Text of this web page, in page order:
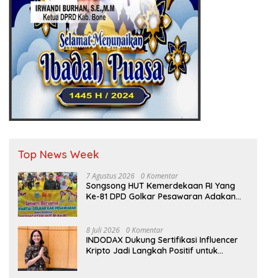
Top News Week
7 Agustus 2026 0 Komentar
Songsong HUT Kemerdekaan RI Yang
Ke-81 DPD Golkar Pesawaran Adakan
8 Juli 2026 0 Komentar
INDODAX Dukung Sertifikasi Influencer
Kripto Jadi Langkah Positif untuk